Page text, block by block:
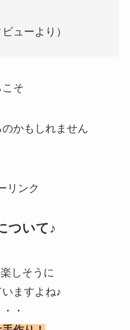
ューより）
そ
かもしれません
リンク
ついて♪
しそうに
ますよね♪
・